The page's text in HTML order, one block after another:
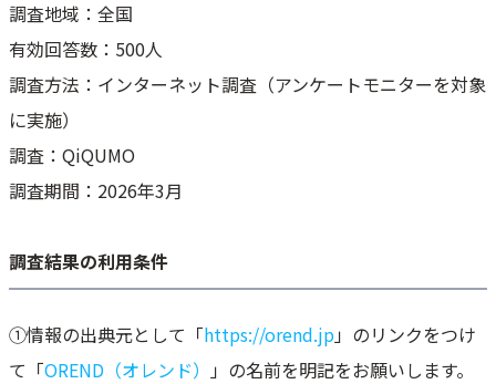
調査地域：全国
有効回答数：500人
調査方法：インターネット調査（アンケートモニターを対象
に実施）
調査：QiQUMO
調査期間：2026年3月
調査結果の利用条件
①情報の出典元として「https://orend.jp」のリンクをつけ
て「OREND（オレンド） 」の名前を明記をお願いします。